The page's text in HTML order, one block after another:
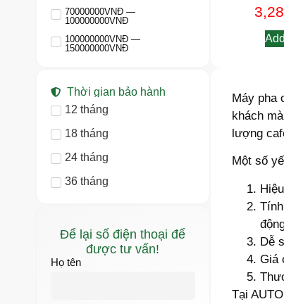
70000000VNĐ —
100000000VNĐ
100000000VNĐ —
150000000VNĐ
Thời gian bảo hành
12 tháng
18 tháng
24 tháng
36 tháng
Để lại số điện thoại để
được tư vấn!
Họ tên
Máy pha
khách
lượng
Một số
Dễ
Giá
Tại